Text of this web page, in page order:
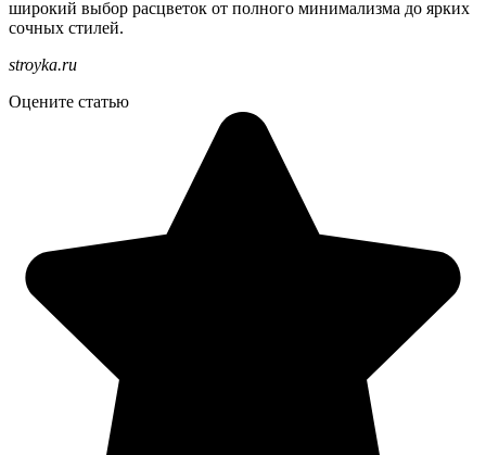
широкий выбор расцветок от полного минимализма до ярких
сочных стилей.
stroyka.ru
Оцените статью